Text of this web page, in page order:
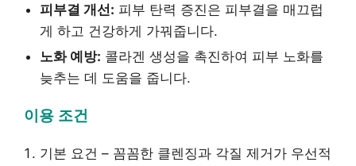
피부결 개선: 피부 탄력 증진은 피부결을 매끄럽
게 하고 건강하게 가꿔줍니다.
노화 예방: 콜라겐 생성을 촉진하여 피부 노화를
늦추는 데 도움을 줍니다.
이용 조건
기본 요건 – 꼼꼼한 클렌징과 각질 제거가 우선적